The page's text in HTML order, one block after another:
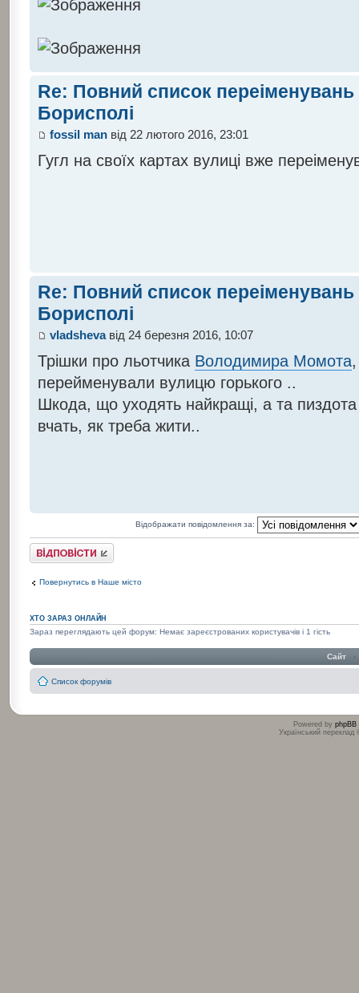
Re: Повний список переіменувань
Борисполі
fossil manвід 22 лютого 2016, 23:01
Гугл на своїх картах вулиці вже
Re: Повний список переіменувань
Борисполі
vladshevaвід 24 березня 2016, 10:07
Трішки про льотчика Володимира Момота,
перейменували вулицю горького ..
Шкода, що уходять найкращі, а та пиздота
вчать, як треба жити..
Відображати повідомлення за:
Відповісти
Повернутись в Наше місто
ХТО ЗАРАЗ ОНЛАЙН
Зараз переглядають цей форум: Немає зареєстрованих користувачів і 1 гість
Сайт ‹
Список форумів
Powered by phpBB
Український